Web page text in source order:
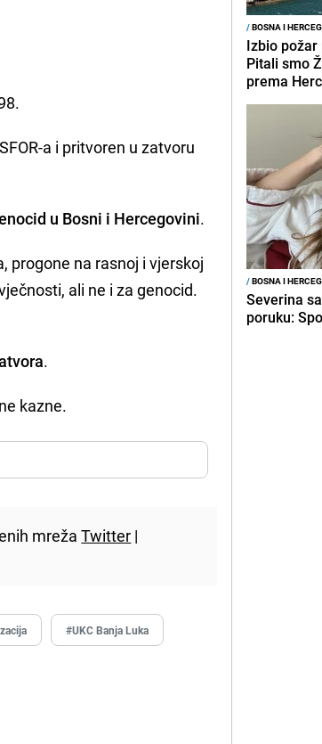
a i pritvoren u zatvoru
u Bosni i Hercegovini.
progone na rasnoj i vjerskoj
ali ne i za genocid.
.
kazne.
mrežaTwitter |
#UKC Banja Luka
/BOSNA I
Izbio
Pitali smo
prema
/BOSNA I
Severina
poruku: